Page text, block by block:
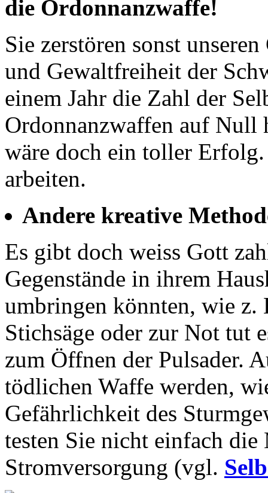
die Ordonnanzwaffe!
Sie zerstören sonst
und Gewaltfreiheit der
einem Jahr die Zahl der
Ordonnanzwaffen auf Null
wäre doch ein toller Erfolg.
arbeiten.
Andere kreative
Es gibt doch weiss Gott
Gegenstände in ihrem
umbringen könnten, wie z.
Stichsäge oder zur Not tut
zum Öffnen der Pulsader.
tödlichen Waffe werden,
Gefährlichkeit des
testen Sie nicht einfach
Stromversorgung (vgl.